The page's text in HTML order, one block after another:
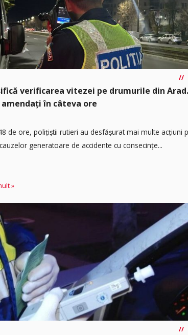
verificarea vitezei pe drumurile din
în câteva ore
de ore, polițiștii rutieri au desfășurat mai multe acțiuni
generatoare de accidente cu consecințe...
»